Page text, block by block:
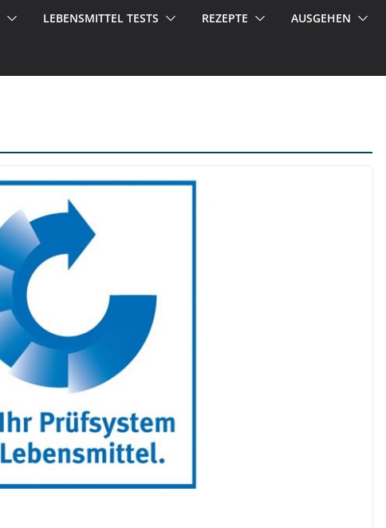
LEBENSMITTEL TESTS REZEPTE AUSGEHEN